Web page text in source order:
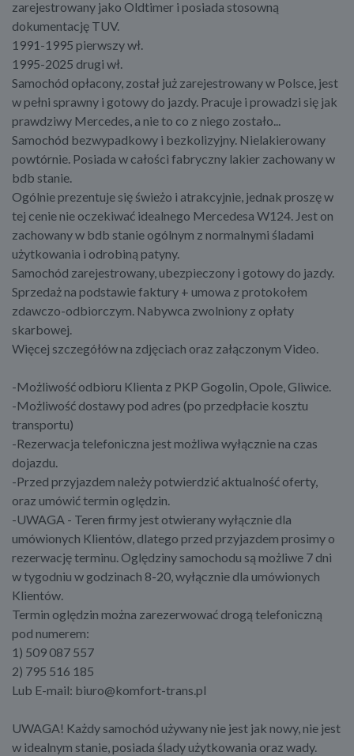
zarejestrowany jako Oldtimer i posiada stosowną
dokumentację TUV.
1991-1995 pierwszy wł.
1995-2025 drugi wł.
Samochód opłacony, został już zarejestrowany w Polsce, jest
w pełni sprawny i gotowy do jazdy. Pracuje i prowadzi się jak
prawdziwy Mercedes, a nie to co z niego zostało...
Samochód bezwypadkowy i bezkolizyjny. Nielakierowany
powtórnie. Posiada w całości fabryczny lakier zachowany w
bdb stanie.
Ogólnie prezentuje się świeżo i atrakcyjnie, jednak proszę w
tej cenie nie oczekiwać idealnego Mercedesa W124. Jest on
zachowany w bdb stanie ogólnym z normalnymi śladami
użytkowania i odrobiną patyny.
Samochód zarejestrowany, ubezpieczony i gotowy do jazdy.
Sprzedaż na podstawie faktury + umowa z protokołem
zdawczo-odbiorczym. Nabywca zwolniony z opłaty
skarbowej.
​Więcej szczegółów na zdjęciach oraz załączonym Video.
-Możliwość odbioru Klienta z PKP Gogolin, Opole, Gliwice.
-Możliwość dostawy pod adres (po przedpłacie kosztu
transportu)
-Rezerwacja telefoniczna jest możliwa wyłącznie na czas
dojazdu.
-Przed przyjazdem należy potwierdzić aktualność oferty,
oraz umówić termin oględzin.
-UWAGA - Teren firmy jest otwierany wyłącznie dla
umówionych Klientów, dlatego przed przyjazdem prosimy o
rezerwację terminu. Oględziny samochodu są możliwe 7 dni
w tygodniu w godzinach 8-20, wyłącznie dla umówionych
Klientów.
Termin oględzin można zarezerwować drogą telefoniczną
pod numerem:
1) 509 087 557
2) 795 516 185
Lub E-mail: biuro@komfort-trans.pl
​UWAGA! Każdy samochód używany nie jest jak nowy, nie jest
w idealnym stanie, posiada ślady użytkowania oraz wady.